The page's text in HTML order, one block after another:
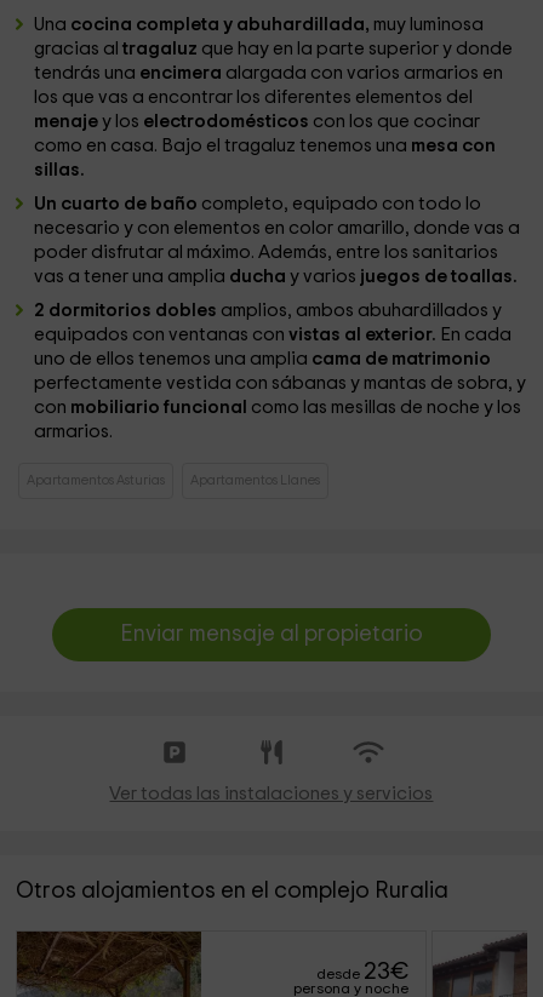
Una cocina completa y abuhardillada, muy luminosa
gracias altragaluz que hay en la parte superior y donde
tendrás una encimera alargada con varios armarios en
los que vas a encontrar los diferentes elementos del
menajey los electrodomésticos con los que cocinar
como en casa. Bajo el tragaluz tenemos una mesa con
sillas.
Un cuarto de baño completo, equipado con todo lo
necesario y con elementos en color amarillo, donde vas a
poder disfrutar al máximo. Además, entre los sanitarios
vas a tener una amplia ducha y varios juegos de toallas.
2 dormitorios dobles amplios, ambos abuhardillados y
equipados con ventanas convistas al exterior. En cada
uno de ellos tenemos una amplia cama de matrimonio
perfectamente vestida con sábanas y mantas de sobra, y
con mobiliario funcional como las mesillas de noche y los
armarios.
Apartamentos Asturias Apartamentos Llanes
Enviar mensaje al propietario
Ver todas las instalaciones y servicios
Otros alojamientos en el complejo Ruralia
desde 23€
persona y noche